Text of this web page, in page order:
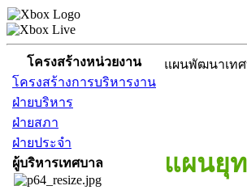
โครงสร้างหน่วยงาน
โครงสร้างการบริหารงาน
ฝ่ายบริหาร
ฝ่ายสภา
ฝ่ายประจำ
ผู้บริหารเทศบาล
แผนพัฒนาเท
แผนยุท